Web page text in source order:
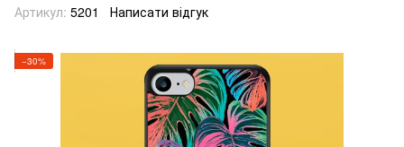
Артикул: 5201 Написати відгук
−30%